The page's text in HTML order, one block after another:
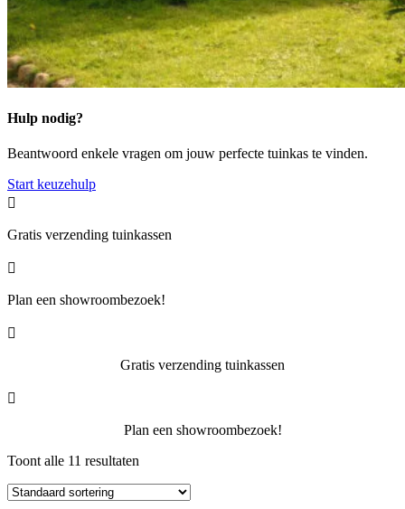
Hulp nodig?
Beantwoord enkele vragen om jouw perfecte tuinkas te vinden.
Start keuzehulp

Gratis verzending tuinkassen

Plan een showroombezoek!

Gratis verzending tuinkassen

Plan een showroombezoek!
Toont alle 11 resultaten